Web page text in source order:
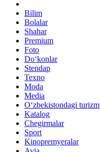
Bilim
Bolalar
Shahar
Premium
Foto
Do‘konlar
Stendap
Texno
Moda
Media
O‘zbekistondagi turizm
Katalog
Chegirmalar
Sport
Kinopremyeralar